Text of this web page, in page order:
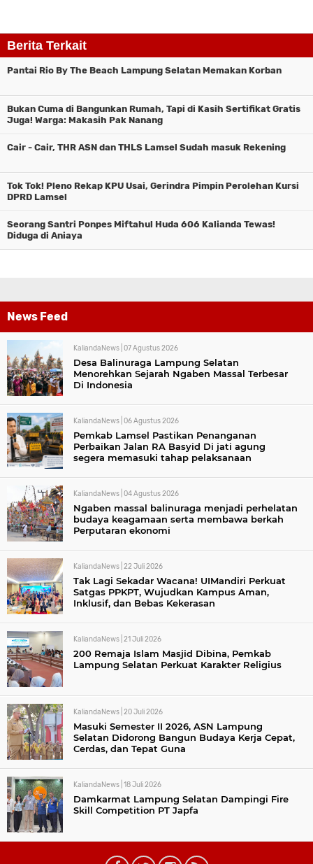
Berita Terkait
Pantai Rio By The Beach Lampung Selatan Memakan Korban
Bukan Cuma di Bangunkan Rumah, Tapi di Kasih Sertifikat Gratis
Juga! Warga: Makasih Pak Nanang
Cair - Cair, THR ASN dan THLS Lamsel Sudah masuk Rekening
Tok Tok! Pleno Rekap KPU Usai, Gerindra Pimpin Perolehan Kursi
DPRD Lamsel
Seorang Santri Ponpes Miftahul Huda 606 Kalianda Tewas!
Diduga di Aniaya
News Feed
KaliandaNews | 07 Agustus 2026
Desa Balinuraga Lampung Selatan
Menorehkan Sejarah Ngaben Massal Terbesar
Di Indonesia
KaliandaNews | 06 Agustus 2026
Pemkab Lamsel Pastikan Penanganan
Perbaikan Jalan RA Basyid Di jati agung
segera memasuki tahap pelaksanaan
KaliandaNews | 04 Agustus 2026
Ngaben massal balinuraga menjadi perhelatan
budaya keagamaan serta membawa berkah
Perputaran ekonomi
KaliandaNews | 22 Juli 2026
Tak Lagi Sekadar Wacana! UIMandiri Perkuat
Satgas PPKPT, Wujudkan Kampus Aman,
Inklusif, dan Bebas Kekerasan
KaliandaNews | 21 Juli 2026
200 Remaja Islam Masjid Dibina, Pemkab
Lampung Selatan Perkuat Karakter Religius
KaliandaNews | 20 Juli 2026
Masuki Semester II 2026, ASN Lampung
Selatan Didorong Bangun Budaya Kerja Cepat,
Cerdas, dan Tepat Guna
KaliandaNews | 18 Juli 2026
Damkarmat Lampung Selatan Dampingi Fire
Skill Competition PT Japfa